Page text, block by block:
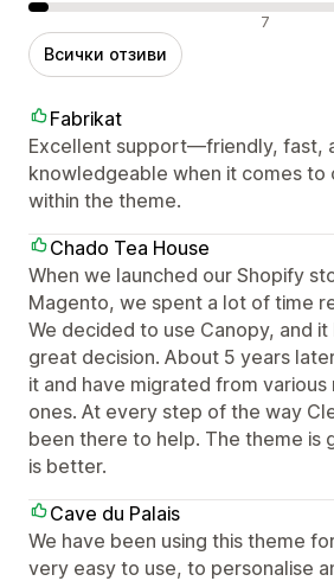
Отрицателни отзиви 7
Всички отзиви
Fabrikat
Excellent support—friendly, fast,
knowledgeable when it comes to
within the theme.
Chado Tea House
When we launched our Shopify
Magento, we spent a lot of time
We decided to use Canopy, and
great decision. About 5 years
it and have migrated from
ones. At every step of the way
been there to help. The theme is
is better.
Cave du Palais
We have been using this theme
very easy to use, to personalise